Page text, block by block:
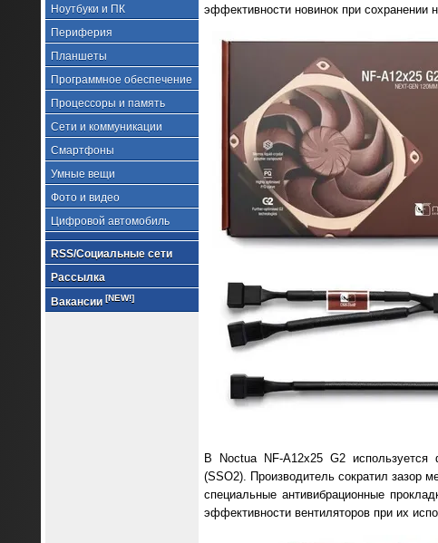
Ноутбуки и ПК
Периферия
Планшеты
Программное обеспечение
Процессоры и память
Сети и коммуникации
Смартфоны
Умные вещи
Фото и видео
Цифровой автомобиль
RSS/Социальные сети
Рассылка
Вакансии [NEW!]
эффективности новинок при сохранении
В Noctua NF-A12x25 G2 используется
(SSO2). Производитель сократил зазор
специальные антивибрационные
эффективности вентиляторов при их